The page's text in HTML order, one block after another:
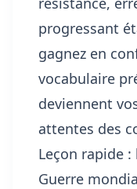
progressant
gagnez en
vocabulaire
deviennent
attentes des
Leçon rapide :
Guerre